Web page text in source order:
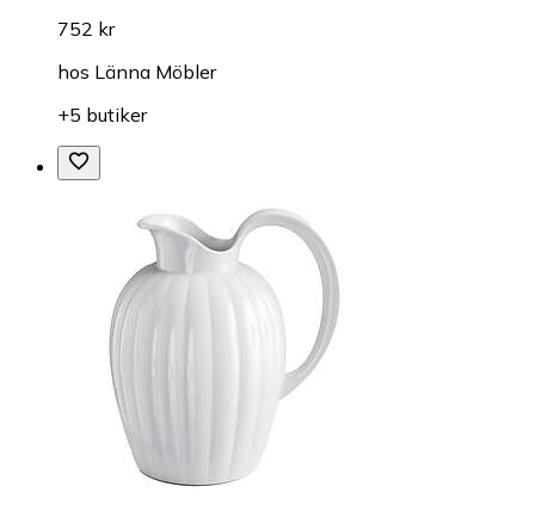
752 kr
hos Länna Möbler
+5 butiker